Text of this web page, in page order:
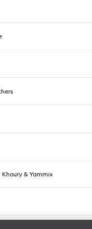
Khoury & Yammix